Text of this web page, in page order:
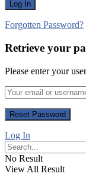
Forgotten Password?
Retrieve your
Please enter your
Log In
No Result
View All Result